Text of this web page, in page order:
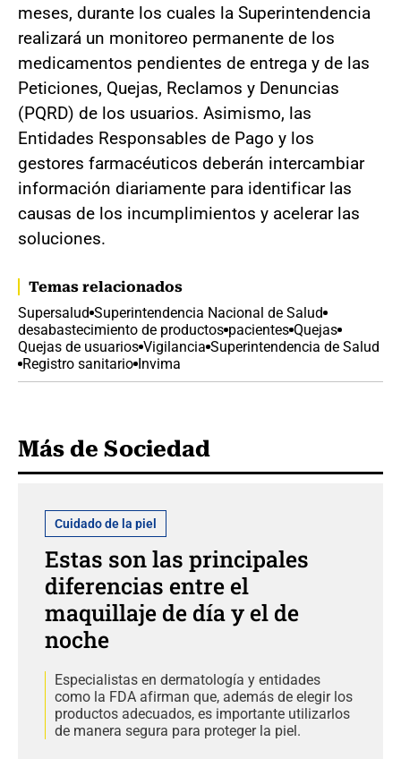
meses, durante los cuales la Superintendencia
realizará un monitoreo permanente de los
medicamentos pendientes de entrega y de las
Peticiones, Quejas, Reclamos y Denuncias
(PQRD) de los usuarios. Asimismo, las
Entidades Responsables de Pago y los
gestores farmacéuticos deberán intercambiar
información diariamente para identificar las
causas de los incumplimientos y acelerar las
soluciones.
Temas relacionados
Supersalud Superintendencia Nacional de Salud
desabastecimiento de productos pacientes Quejas
Quejas de usuarios Vigilancia Superintendencia de Salud
Registro sanitario Invima
Más de Sociedad
Cuidado de la piel
Estas son las principales
diferencias entre el
maquillaje de día y el de
noche
Especialistas en dermatología y entidades
como la FDA afirman que, además de elegir los
productos adecuados, es importante utilizarlos
de manera segura para proteger la piel.